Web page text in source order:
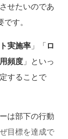
せたいのであ
す。
実施率 」「ロ
頻度 」といっ
することで
は部下の行動
目標を達成で